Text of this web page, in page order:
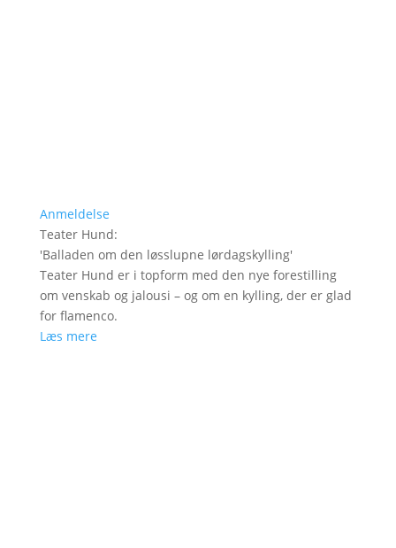
Anmeldelse
Teater Hund:
'Balladen om den løsslupne lørdagskylling'
Teater Hund er i topform med den nye forestilling
om venskab og jalousi – og om en kylling, der er glad
for flamenco.
Læs mere